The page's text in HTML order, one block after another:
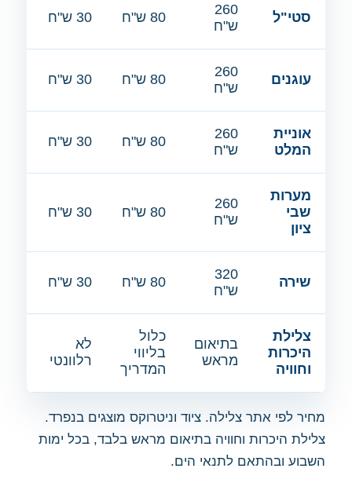
סטי"ל
260
ש"ח
80 ש"ח 30 ש"ח
עוגנים
260
ש"ח
80 ש"ח 30 ש"ח
אוניית
המלט
260
ש"ח
80 ש"ח 30 ש"ח
מערות
שבי
ציון
260
ש"ח
80 ש"ח 30 ש"ח
שירה
320
ש"ח
80 ש"ח 30 ש"ח
צלילת
היכרות
וחוויה
בתיאום
מראש
כלול
בליווי
המדריך
לא
רלוונטי
מחיר לפי אתר צלילה. ציוד וניטרוקס מוצגים בנפרד.
צלילת היכרות וחוויה בתיאום מראש בלבד, בכל ימות
השבוע ובהתאם לתנאי הים.